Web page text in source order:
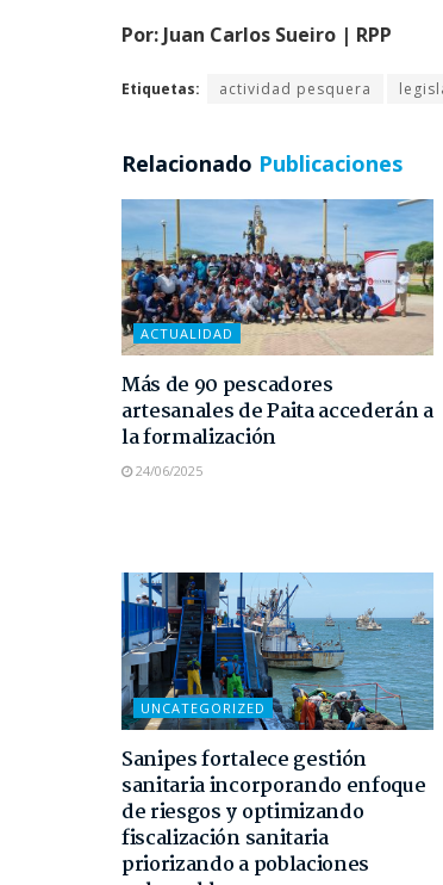
Por: Juan Carlos Sueiro | RPP
Etiquetas: actividad pesquera
Relacionado Publicaciones
ACTUALIDAD
Más de 90 pescadores
artesanales de Paita accederán a
la formalización
24/06/2025
UNCATEGORIZED
Sanipes fortalece gestión
sanitaria incorporando enfoque
de riesgos y optimizando
fiscalización sanitaria
priorizando a poblaciones